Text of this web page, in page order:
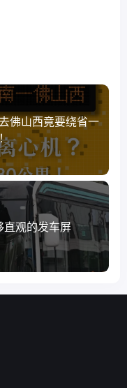
佛山西竟要绕省一
直观的发车屏